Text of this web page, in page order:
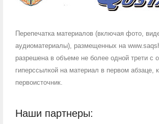
Перепечатка материалов (включая фото,
аудиоматериалы), размещенных на
разрешена в объеме не более одной трети с
гиперссылкой на материал в первом абзаце,
первоисточник.
Наши партнеры: